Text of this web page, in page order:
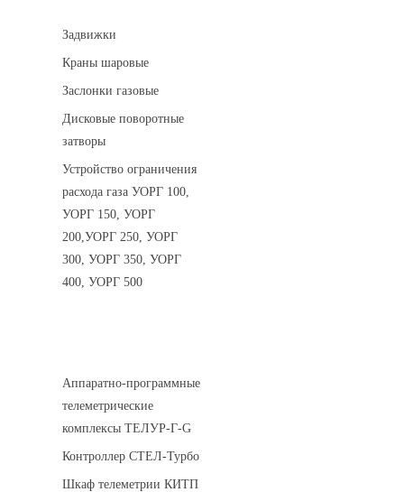
Задвижки
Краны шаровые
Заслонки газовые
Дисковые поворотные
затворы
Устройство ограничения
расхода газа УОРГ 100,
УОРГ 150, УОРГ
200,УОРГ 250, УОРГ
300, УОРГ 350, УОРГ
400, УОРГ 500
Аппаратно-программные
телеметрические
комплексы ТЕЛУР-Г-G
Контроллер СТЕЛ-Турбо
Шкаф телеметрии КИТП